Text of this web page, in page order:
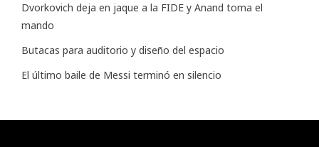
Dvorkovich deja en jaque a la FIDE y Anand toma el
mando
Butacas para auditorio y diseño del espacio
El último baile de Messi terminó en silencio